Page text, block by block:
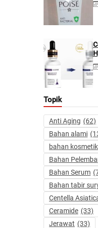
Topik
Anti Aging (62)
Bahan alami
bahan kosmetik
Bahan
Bahan Serum
Bahan tabir
Centella
Ceramide (33)
Jerawat (33)